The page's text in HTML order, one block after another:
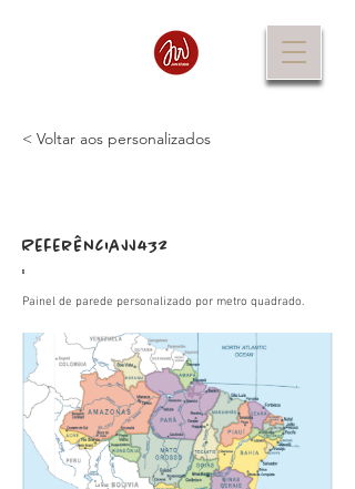
< Voltar aos personalizados
Referência
:
JJ432
Painel de parede personalizado por metro quadrado.